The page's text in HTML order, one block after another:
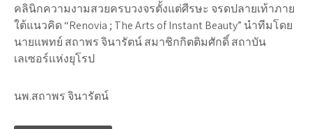
คลินิกความงามสวยครบวงจรตั้งแต่ศีรษะ จรดปลายเท้าภาย
ใต้แนวคิด “Renovia ; The Arts of Instant Beauty” นำทีมโดย
นายแพทย์ สถาพร จินารัตน์ สมาชิกกิตติมศักดิ์ สถาบัน
เลเซอร์แห่งยุโรป
นพ.สถาพร จินารัตน์